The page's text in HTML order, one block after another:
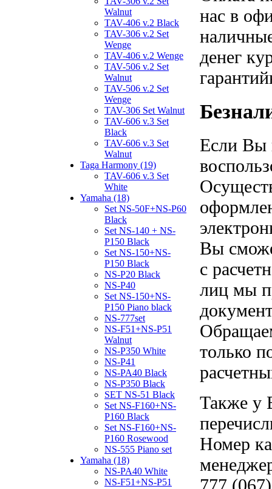
Walnut
TAV-406 v.2 Black
TAV-306 v.2 Set
Wenge
TAV-406 v.2 Wenge
TAV-506 v.2 Set
Walnut
TAV-506 v.2 Set
Wenge
TAV-306 Set Walnut
TAV-606 v.3 Set
Black
TAV-606 v.3 Set
Walnut
Taga Harmony (19)
TAV-606 v.3 Set
White
Yamaha (18)
Set NS-50F+NS-P60
Black
Set NS-140 + NS-
P150 Black
Set NS-150+NS-
P150 Black
NS-P20 Black
NS-P40
Set NS-150+NS-
P150 Piano black
NS-777set
NS-F51+NS-P51
Walnut
NS-P350 White
NS-P41
NS-PA40 Black
NS-P350 Black
SET NS-51 Black
Set NS-F160+NS-
P160 Black
Set NS-F160+NS-
P160 Rosewood
NS-555 Piano set
Yamaha (18)
NS-PA40 White
NS-F51+NS-P51
нас в
денег
Если Вы
Вы
с
лиц мы
только
Также у
Номер